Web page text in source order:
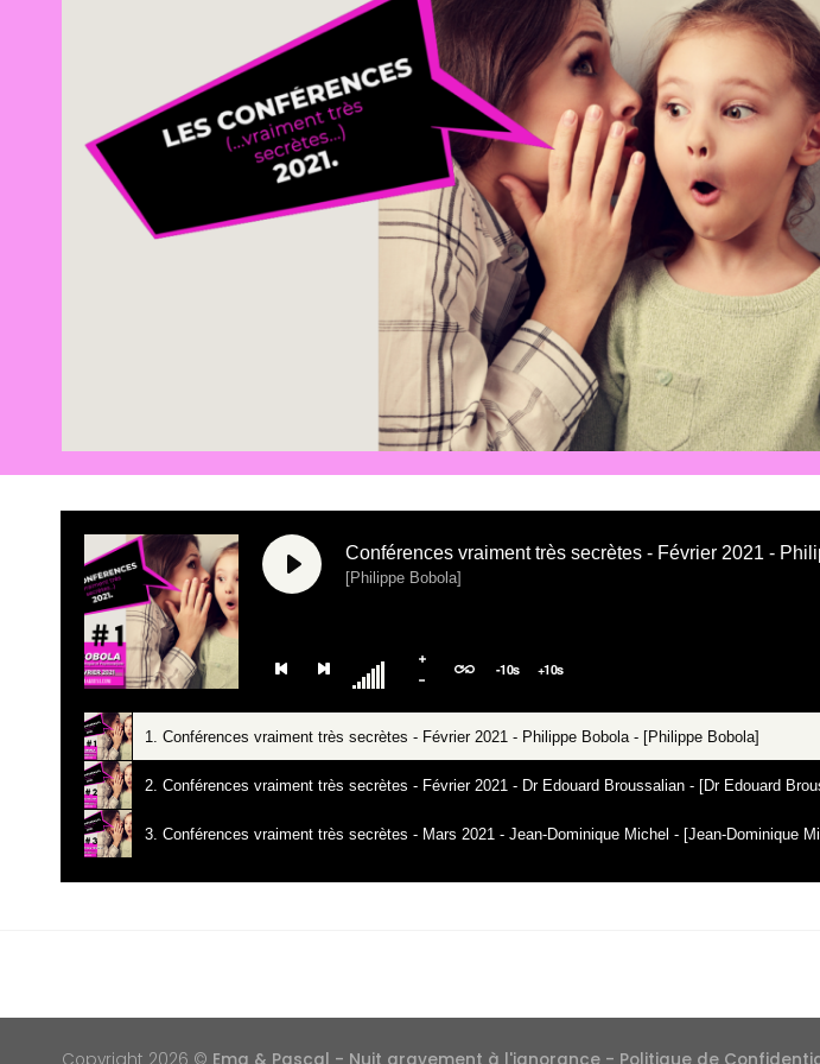
Conférences vraiment très secrètes - Février 2021 -
[Philippe Bobola]
-10s +10s
1. Conférences vraiment très secrètes - Février 2021 - Philippe Bobola - [Philippe Bobola]
2. Conférences vraiment très secrètes - Février 2021 - Dr Edouard Broussalian - [Dr Edouard
3. Conférences vraiment très secrètes - Mars 2021 - Jean-Dominique Michel - [Jean-Dominique